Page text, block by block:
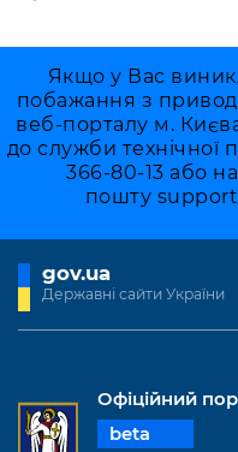
Якщо у Вас
побажання з
веб-порталу м.
до служби технічної
366-80-13 або
пошту
gov.ua
Державні сайти України
Офіційний
beta